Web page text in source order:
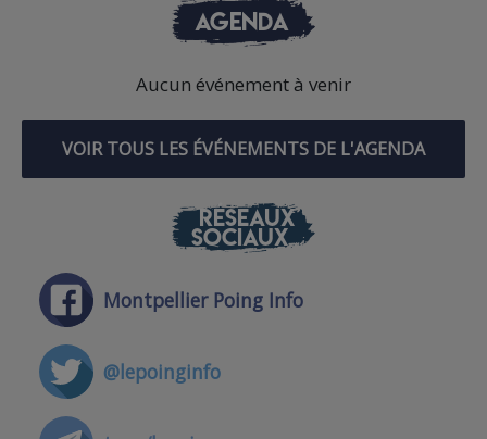
AGENDA
Aucun événement à venir
VOIR TOUS LES ÉVÉNEMENTS DE L'AGENDA
RÉSEAUX
SOCIAUX
Montpellier Poing Info
@lepoinginfo